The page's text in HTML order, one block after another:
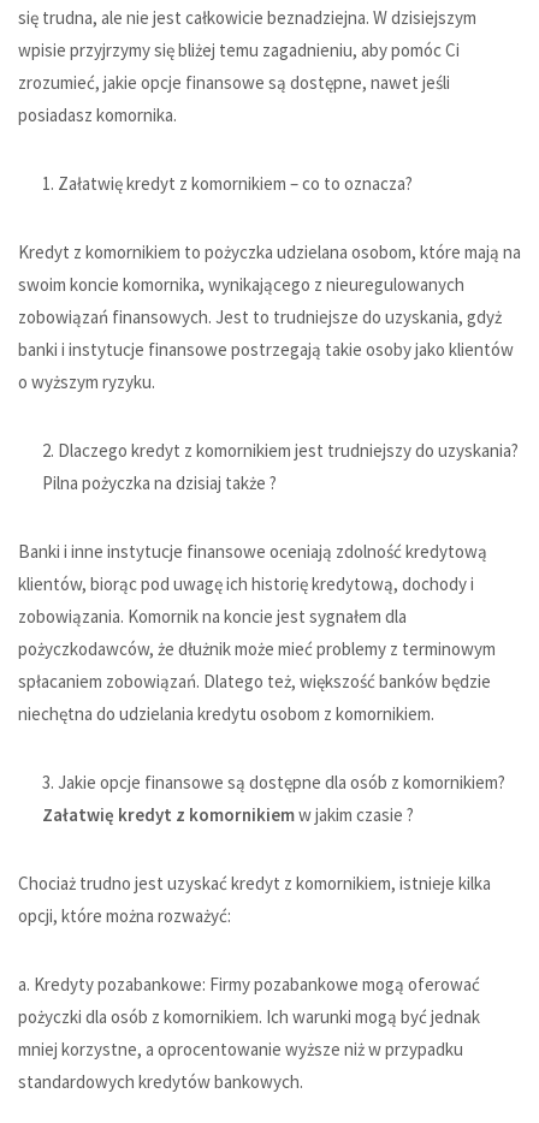
się trudna, ale nie jest całkowicie beznadziejna. W dzisiejszym
wpisie przyjrzymy się bliżej temu zagadnieniu, aby pomóc Ci
zrozumieć, jakie opcje finansowe są dostępne, nawet jeśli
posiadasz komornika.
Załatwię kredyt z komornikiem – co to oznacza?
Kredyt z komornikiem to pożyczka udzielana osobom, które mają na
swoim koncie komornika, wynikającego z nieuregulowanych
zobowiązań finansowych. Jest to trudniejsze do uzyskania, gdyż
banki i instytucje finansowe postrzegają takie osoby jako klientów
o wyższym ryzyku.
Dlaczego kredyt z komornikiem jest trudniejszy do uzyskania?
Pilna pożyczka na dzisiaj także ?
Banki i inne instytucje finansowe oceniają zdolność kredytową
klientów, biorąc pod uwagę ich historię kredytową, dochody i
zobowiązania. Komornik na koncie jest sygnałem dla
pożyczkodawców, że dłużnik może mieć problemy z terminowym
spłacaniem zobowiązań. Dlatego też, większość banków będzie
niechętna do udzielania kredytu osobom z komornikiem.
Jakie opcje finansowe są dostępne dla osób z komornikiem?
Załatwię kredyt z komornikiemw jakim czasie ?
Chociaż trudno jest uzyskać kredyt z komornikiem, istnieje kilka
opcji, które można rozważyć:
a. Kredyty pozabankowe: Firmy pozabankowe mogą oferować
pożyczki dla osób z komornikiem. Ich warunki mogą być jednak
mniej korzystne, a oprocentowanie wyższe niż w przypadku
standardowych kredytów bankowych.